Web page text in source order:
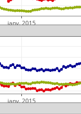
janv. 2015
janv. 2015